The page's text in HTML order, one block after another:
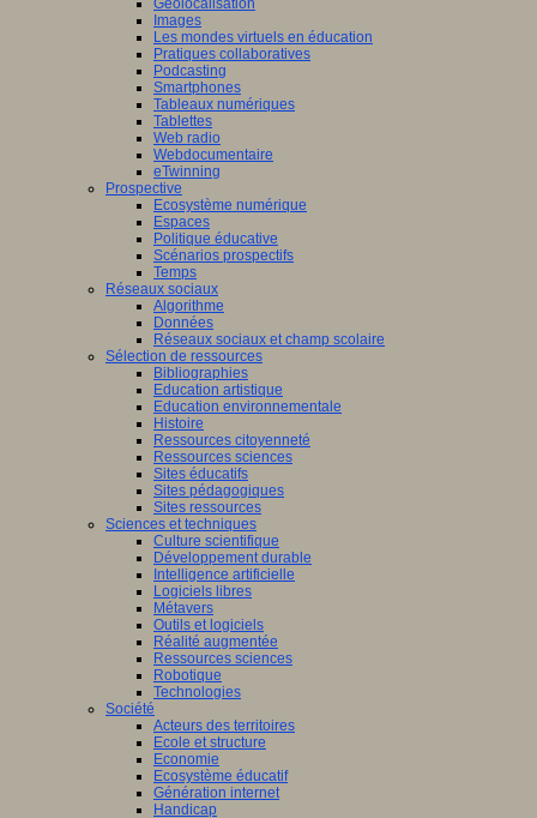
Géolocalisation
Images
Les mondes virtuels en éducation
Pratiques collaboratives
Podcasting
Smartphones
Tableaux numériques
Tablettes
Web radio
Webdocumentaire
eTwinning
Prospective
Ecosystème numérique
Espaces
Politique éducative
Scénarios prospectifs
Temps
Réseaux sociaux
Algorithme
Données
Réseaux sociaux et champ scolaire
Sélection de ressources
Bibliographies
Education artistique
Education environnementale
Histoire
Ressources citoyenneté
Ressources sciences
Sites éducatifs
Sites pédagogiques
Sites ressources
Sciences et techniques
Culture scientifique
Développement durable
Intelligence artificielle
Logiciels libres
Métavers
Outils et logiciels
Réalité augmentée
Ressources sciences
Robotique
Technologies
Société
Acteurs des territoires
Ecole et structure
Economie
Ecosystème éducatif
Génération internet
Handicap